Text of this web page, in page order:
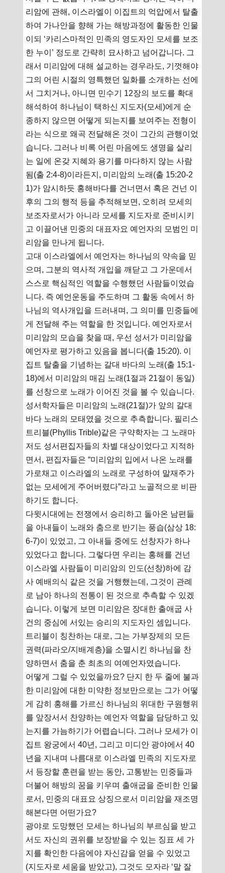
리암에 관해, 이스라엘이 이집트의 억압에서 탈출
하여 가나안을 향해 가는 해방과정에 활동한 인물
이되 ‘카리스마적인 민족의 영도자인 모세를 보조
한 누이’ 정도로 간략히 묘사하고 넘어갑니다. 그
래서 미리암에 대해 설교하는 경우라도, 기껏해야
그의 어린 시절의 영특했던 일화를 소개하는 선에
서 그치거나, 아니면 민수기 12장의 보도를 확대
해석하여 하나님이 택하신 지도자(모세)에게 순
종하지 않으면 어떻게 되는지를 보여주는 전형이
라는 식으로 왜곡 전달해온 것이 그간의 관행이었
습니다. 그러나 비록 어린 마음에도 생명을 살리
는 일에 온갖 지혜와 용기를 마다하지 않는 사람
됨(출 2:4-8)이라든지, 미리암의 노래(출 15:20-2
1)가 암시하듯 홍해바다를 건너면서 혹은 건넌 이
후의 그의 행적 등을 추적해보면, 오히려 모세의
보조자로서가 아니라 모세를 지도자로 준비시키
고 이끌어낸 민중의 대표자요 예언자의 모범인 미
리암을 만나게 됩니다.
고대 이스라엘에서 예언자는 하나님의 약속을 믿
으며, 그분의 역사적 개입을 깨닫고 그 가운데서
스스로 핵심적인 역할을 수행했던 사람들이었습
니다. 즉 예언운동을 주도하며 그 활동 속에서 하
나님의 역사개입을 드러내며, 그 의미를 민중들에
게 전달해 주는 역할을 한 것입니다. 예언자로서
미리암의 모습을 찾을 때, 우선 성서가 미리암을
예언자로 평가하고 있음을 봅니다(출 15:20). 이
집트 탈출을 기념하는 갈대 바다의 노래(출 15:1-
18)에서 미리암의 매김 노래(1절과 21절이 동일)
를 선창으로 노래가 이어진 것을 볼 수 있습니다.
성서학자들은 미리암의 노래(21절)가 앞의 갈대
바다 노래의 모태였을 것으로 추측합니다. 필리스
트리블(Phyllis Trible)같은 구약학자는 그 노래마
저도 성서편집자들의 차별 대상이었다고 지적하
면서, 편집자들은 “미리암의 입에서 나온 노래를
가로채고 이스라엘의 노래로 구성하여 말재주가
없는 모세에게 주어버렸다”라고 노골적으로 비판
하기도 합니다.
다윗시대에는 전쟁에서 승리하고 돌아온 남편들
을 아내들이 노래와 춤으로 반기는 풍습(삼상 18:
6-7)이 있었고, 그 아내들 중에도 선창자가 하나
있었다고 합니다. 그렇다면 우리는 홍해를 건넌
이스라엘 사람들이 미리암의 인도(선창)하에 감
사 예배의식 같은 것을 거행했는데, 그것이 관례
로 남아 하나의 전통이 된 것으로 추측할 수 있겠
습니다. 이렇게 보면 미리암은 장대한 출애굽 사
건의 중심에 서있는 승리의 지도자인 셈입니다.
트리블이 칭찬하는 대로, 그는 가부장제의 모든
권력(파라오/지배계층)을 소멸시킨 하나님을 찬
양하면서 춤을 춘 최초의 여예언자였습니다.
어떻게 그럴 수 있었을까요? 단지 한 두 줄에 불과
한 미리암에 대한 미약한 정보만으로는 그가 어떻
게 감히 홍해를 가르신 하나님의 위대한 구원행위
를 앞장서서 찬양하는 예언자 역할을 담당하고 있
는지를 가늠하기가 어렵습니다. 그러나 모세가 이
집트 왕궁에서 40년, 그리고 미디안 광야에서 40
년을 지내며 나름대로 이스라엘 민족의 지도자로
서 등장할 훈련을 받는 동안, 고통받는 민중들과
더불어 해방의 꿈을 키우며 출애굽을 준비한 인물
로서, 민중의 대표요 상징으로서 미리암을 재조명
해본다면 어떤가요?
광야로 도망했던 모세는 하나님의 부르심을 받고
서도 자신의 권위를 보장받을 수 있는 징표 세 가
지를 확인한 다음에야 자신감을 얻을 수 있었고
(지도자로 세움을 받았고), 그것도 모자라 ‘말 잘